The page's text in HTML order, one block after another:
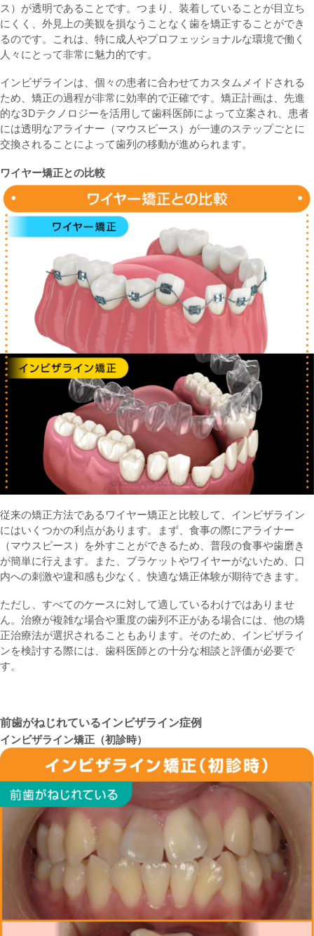
ス）が透明であることです。つまり、装着していることが目立ち
にくく、外見上の美観を損なうことなく歯を矯正することができ
るのです。これは、特に成人やプロフェッショナルな環境で働く
人々にとって非常に魅力的です。
インビザラインは、個々の患者に合わせてカスタムメイドされる
ため、矯正の過程が非常に効率的で正確です。矯正計画は、先進
的な3Dテクノロジーを活用して歯科医師によって立案され、患者
には透明なアライナー（マウスピース）が一連のステップごとに
交換されることによって歯列の移動が進められます。
ワイヤー矯正との比較
従来の矯正方法であるワイヤー矯正と比較して、インビザライン
にはいくつかの利点があります。まず、食事の際にアライナー
（マウスピース）を外すことができるため、普段の食事や歯磨き
が簡単に行えます。また、ブラケットやワイヤーがないため、口
内への刺激や違和感も少なく、快適な矯正体験が期待できます。
ただし、すべてのケースに対して適しているわけではありませ
ん。治療が複雑な場合や重度の歯列不正がある場合には、他の矯
正治療法が選択されることもあります。そのため、インビザライ
ンを検討する際には、歯科医師との十分な相談と評価が必要で
す。
前歯がねじれているインビザライン症例
インビザライン矯正（初診時）